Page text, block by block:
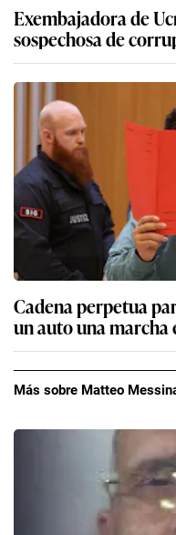
Exembajadora de
sospechosa de
Cadena perpetua
un auto una marcha
Más sobre Matteo